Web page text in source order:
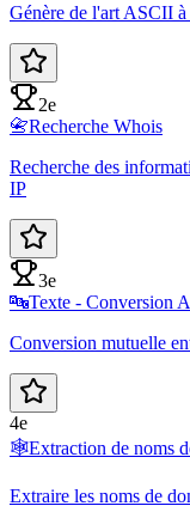
Génère de l'art ASCII
2e
📇Recherche Whois
Recherche des
IP
3e
🔤Texte - Conversion
Conversion mutuelle
4e
🕸️Extraction de noms
Extraire les noms de